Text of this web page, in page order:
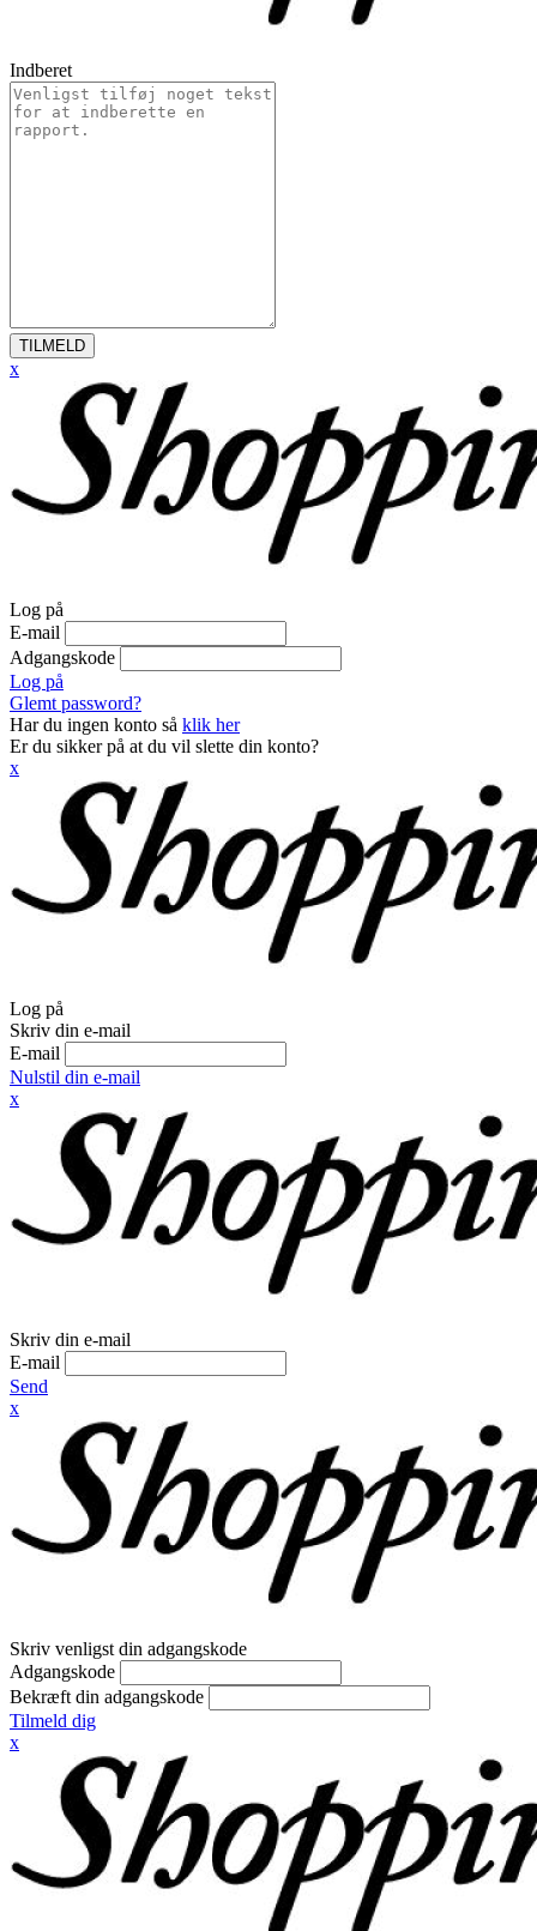
Indberet
TILMELD
x
Log på
E-mail
Adgangskode
Log på
Glemt password?
Har du ingen konto så klik her
Er du sikker på at du vil slette din konto?
x
Log på
Skriv din e-mail
E-mail
Nulstil din e-mail
x
Skriv din e-mail
E-mail
Send
x
Skriv venligst din adgangskode
Adgangskode
Bekræft din adgangskode
Tilmeld dig
x